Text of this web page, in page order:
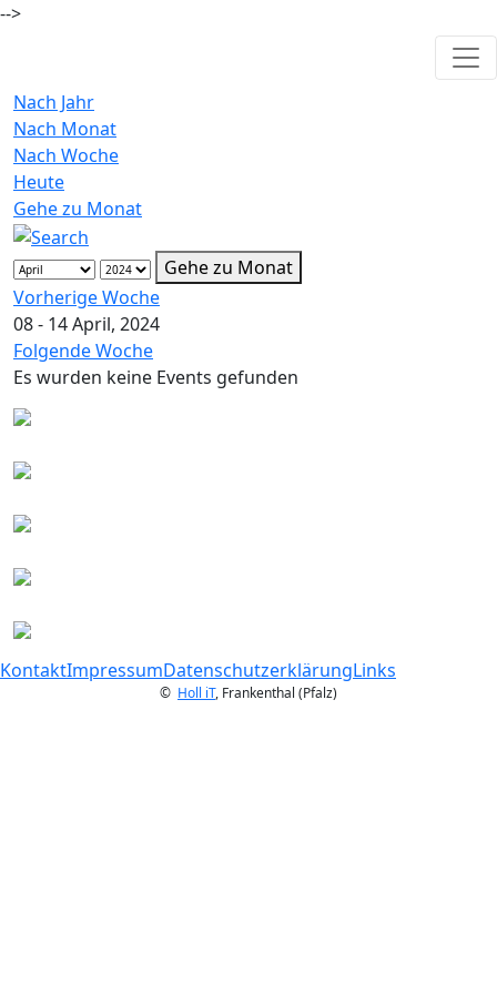
-->
Nach Jahr
Nach Monat
Nach Woche
Heute
Gehe zu Monat
Gehe zu Monat
Vorherige Woche
08 - 14 April, 2024
Folgende Woche
Es wurden keine Events gefunden
KontaktImpressumDatenschutzerklärungLinks
© Holl iT, Frankenthal (Pfalz)